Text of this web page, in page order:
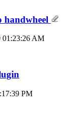
handwheel
01:23:26 AM
PM